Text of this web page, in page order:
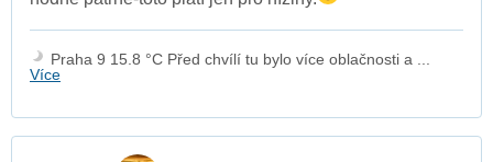
Praha 9 15.8 °C Před chvílí tu bylo více oblačnosti a ...
Více